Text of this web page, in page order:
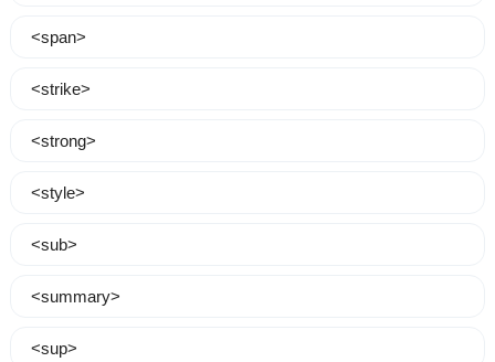
<span>
<strike>
<strong>
<style>
<sub>
<summary>
<sup>